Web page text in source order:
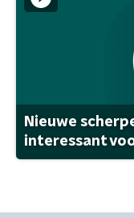
Nieuwe
interessant